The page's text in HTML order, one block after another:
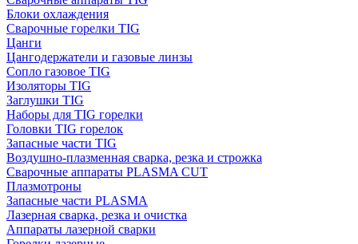
Блоки охлаждения
Сварочные горелки TIG
Цанги
Цангодержатели и газовые линзы
Сопло газовое TIG
Изоляторы TIG
Заглушки TIG
Наборы для TIG горелки
Головки TIG горелок
Запасные части TIG
Воздушно-плазменная сварка, резка и строжка
Сварочные аппараты PLASMA CUT
Плазмотроны
Запасные части PLASMA
Лазерная сварка, резка и очистка
Аппараты лазерной сварки